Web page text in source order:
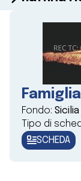
Fondo:
Tipo di
SCHEDA